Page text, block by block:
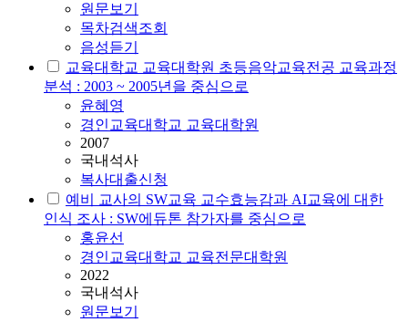
원문보기
목차검색조회
음성듣기
교육대학교 교육대학원 초등음악교육전공 교육과정
분석 : 2003 ~ 2005년을 중심으로
윤혜영
경인교육대학교 교육대학원
2007
국내석사
복사대출신청
예비 교사의 SW교육 교수효능감과 AI교육에 대한
인식 조사 : SW에듀톤 참가자를 중심으로
홍윤선
경인교육대학교 교육전문대학원
2022
국내석사
원문보기